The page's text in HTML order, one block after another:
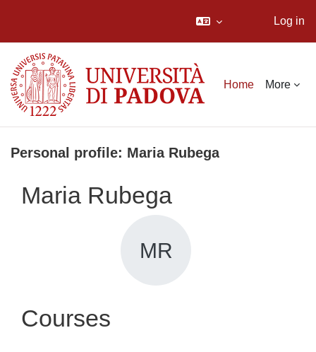
Log in
Home More
Personal profile: Maria Rubega
Maria Rubega
MR
Courses